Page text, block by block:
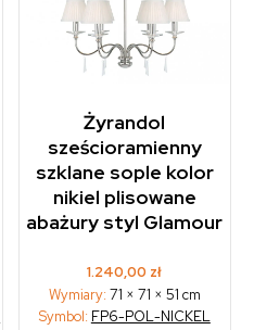
Żyrandol
sześcioramienny
szklane sople kolor
nikiel plisowane
abażury styl Glamour
1.240,00 zł
Wymiary: 71 × 71 × 51 cm
Symbol: FP6-POL-NICKEL